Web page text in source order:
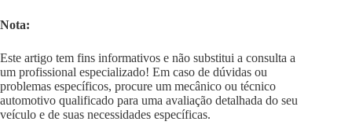
Nota:
Este artigo tem fins informativos e não substitui a consulta a
um profissional especializado! Em caso de dúvidas ou
problemas específicos, procure um mecânico ou técnico
automotivo qualificado para uma avaliação detalhada do seu
veículo e de suas necessidades específicas.